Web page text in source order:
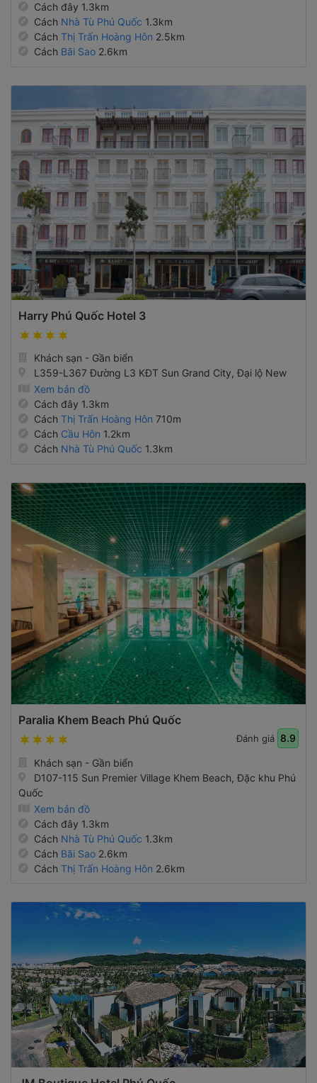
Cách đây 1.3km
Cách Nhà Tù Phú Quốc 1.3km
Cách Thị Trấn Hoàng Hôn 2.5km
Cách Bãi Sao 2.6km
Harry Phú Quốc Hotel 3
Khách sạn - Gần biển
L359-L367 Đường L3 KĐT Sun Grand City, Đại lộ New
Xem bản đồ
Cách đây 1.3km
Cách Thị Trấn Hoàng Hôn 710m
Cách Cầu Hôn 1.2km
Cách Nhà Tù Phú Quốc 1.3km
Paralia Khem Beach Phú Quốc
Đánh giá 8.9
Khách sạn - Gần biển
D107-115 Sun Premier Village Khem Beach, Đặc khu Phú
Quốc
Xem bản đồ
Cách đây 1.3km
Cách Nhà Tù Phú Quốc 1.3km
Cách Bãi Sao 2.6km
Cách Thị Trấn Hoàng Hôn 2.6km